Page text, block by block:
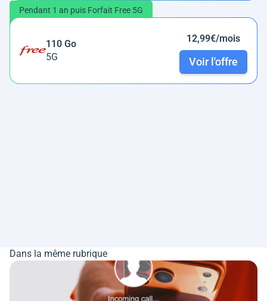
Pendant 1 an puis Forfait Free 5G
110 Go
5G
12,99€/mois
Voir l'offre
Dans la même rubrique